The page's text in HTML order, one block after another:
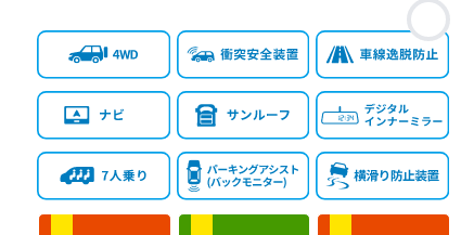
払
総
額
安い順 高い順
年
式
新しい順 古い順
走
行
少ない順 多い順
お